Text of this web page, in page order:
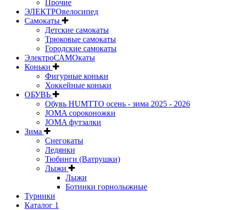
Прочие
ЭЛЕКТРОвелосипед
Самокаты
Детские самокаты
Трюковые самокаты
Городские самокаты
ЭлектроСАМОкаты
Коньки
Фигурные коньки
Хоккейные коньки
ОБУВЬ
Обувь HUMTTO осень - зима 2025 - 2026
JOMA сороконожки
JOMA футзалки
Зима
Снегокаты
Ледянки
Тюбинги (Ватрушки)
Лыжи
Лыжи
Ботинки горнолыжные
Турники
Каталог 1